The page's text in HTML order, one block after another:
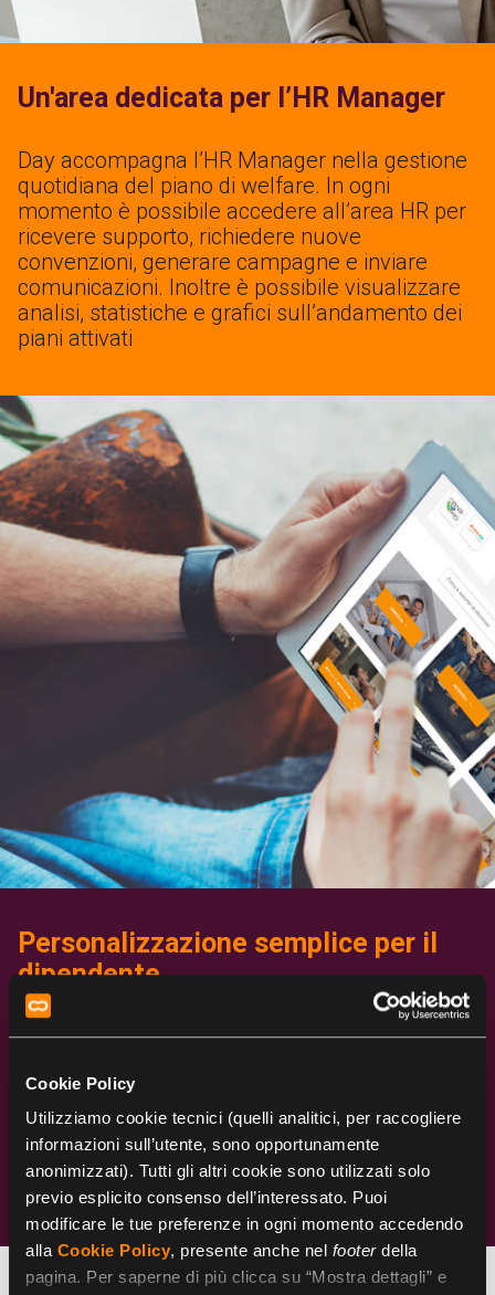
Cookie Policy
Utilizziamo cookie tecnici (quelli analitici, per raccogliere
informazioni sull’utente, sono opportunamente
anonimizzati). Tutti gli altri cookie sono utilizzati solo
previo esplicito consenso dell’interessato. Puoi
modificare le tue preferenze in ogni momento accedendo
alla Cookie Policy, presente anche nel footerdella
pagina. Per saperne di più clicca su “Mostra dettagli” e
Un'area dedicata per l’HR Manager
Day accompagna l’HR Manager nella gestione
quotidiana del piano di welfare. In ogni
momento è possibile accedere all’area HR per
ricevere supporto, richiedere nuove
convenzioni, generare campagne e inviare
comunicazioni. Inoltre è possibile visualizzare
analisi, statistiche e grafici sull’andamento dei
piani attivati
Personalizzazione semplice per il
dipendente
Con Day Welfare la gestione del piano di
intuitiva guida il dipendente nella composizione
dei propri pacchetti di flexible benefit. Tante
soluzioni per esigenze, gusti e preferenze
diverse, gestibili anche da smartphone grazie
alla App dedicata.